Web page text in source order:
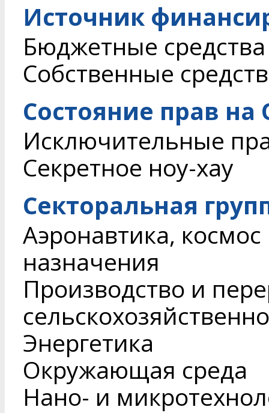
Источник
Бюджетные средства
Собственные
Состояние прав на
Исключительные
Секретное ноу-хау
Секторальная
Аэронавтика,
назначения
Производство и
Энергетика
Окружающая среда
Нано- и